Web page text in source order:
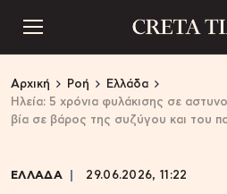
Αρχική Ροή
Ελλάδα
Ηλεία: 5 χρόνια φυλάκισης σε
βία σε βάρος της συζύγου και του
ΕΛΛΑΔΑ 29.06.2026, 11:22